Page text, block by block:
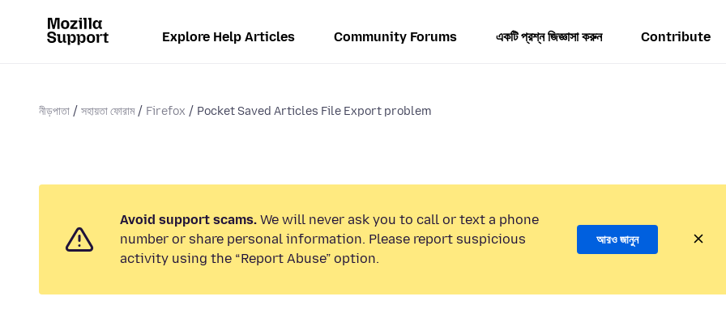
Explore Help Articles Community Forums একটি প্রশ্ন জিজ্ঞাসা করুন Contribute
নীড়পাতা সহায়তা ফোরাম Firefox Pocket Saved Articles File Export problem
Avoid support scams. We will never ask you to call or text a phone
number or share personal information. Please report suspicious
activity using the “Report Abuse” option.
আরও জানুন